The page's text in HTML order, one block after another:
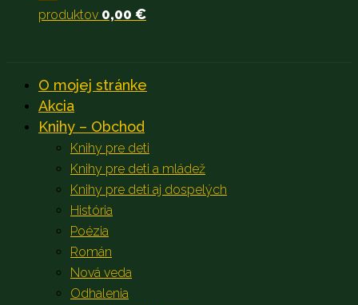
produktov 0,00 €
O mojej stránke
Akcia
Knihy – Obchod
Knihy pre deti
Knihy pre deti a mládež
Knihy pre deti aj dospelých
História
Poézia
Román
Nová veda
Odhalenia